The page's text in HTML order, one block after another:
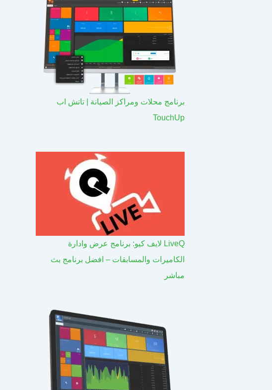
برنامج محلات ومراكز الصيانة | تاتش اب
TouchUp
LiveQ لايف كيو: برنامج عرض وادارة
الكاميرات والمسابقات – افضل برنامج بث
مباشر